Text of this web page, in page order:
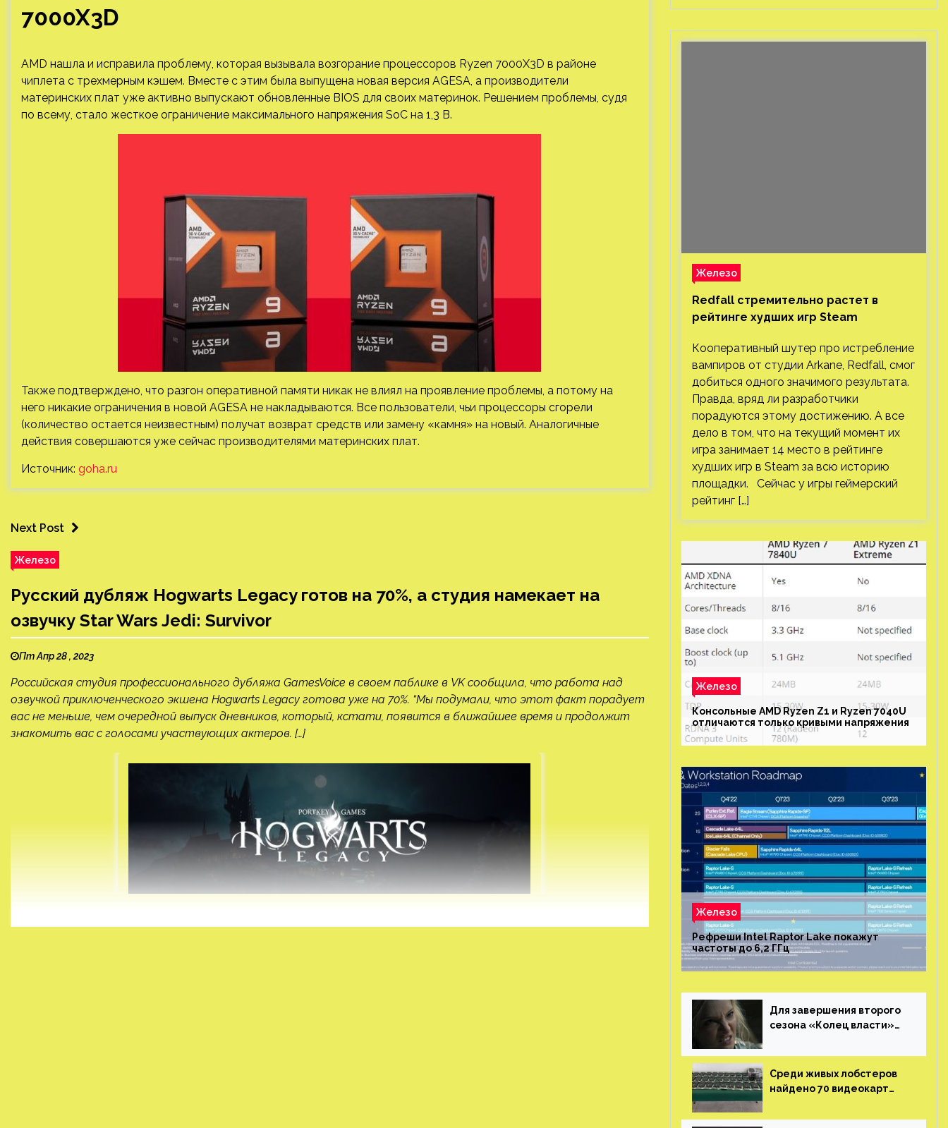
7000X3D
AMD нашла и исправила проблему, которая вызывала возгорание процессоров Ryzen 7000X3D в районе
чиплета с трехмерным кэшем. Вместе с этим была выпущена новая версия AGESA, а производители
материнских плат уже активно выпускают обновленные BIOS для своих материнок. Решением проблемы, судя
по всему, стало жесткое ограничение максимального напряжения SoC на 1,3 В.
Также подтверждено, что разгон оперативной памяти никак не влиял на проявление проблемы, а потому на
него никакие ограничения в новой AGESA не накладываются. Все пользователи, чьи процессоры сгорели
(количество остается неизвестным) получат возврат средств или замену «камня» на новый. Аналогичные
действия совершаются уже сейчас производителями материнских плат.
Источник: goha.ru
Next Post
Железо
Русский дубляж Hogwarts Legacy готов на 70%, а студия намекает на
озвучку Star Wars Jedi: Survivor
Пт Апр 28 , 2023
Российская студия профессионального дубляжа GamesVoice в своем паблике в VK сообщила, что работа над
озвучкой приключенческого экшена Hogwarts Legacy готова уже на 70%. “Мы подумали, что этот факт порадует
вас не меньше, чем очередной выпуск дневников, который, кстати, появится в ближайшее время и продолжит
знакомить вас с голосами участвующих актеров. […]
Железо
Redfall стремительно растет в
рейтинге худших игр Steam
Кооперативный шутер про истребление
вампиров от студии Arkane, Redfall, смог
добиться одного значимого результата.
Правда, вряд ли разработчики
порадуются этому достижению. А все
дело в том, что на текущий момент их
игра занимает 14 место в рейтинге
худших игр в Steam за всю историю
площадки. Сейчас у игры геймерский
рейтинг […]
Железо
Консольные AMD Ryzen Z1 и Ryzen 7040U
отличаются только кривыми напряжения
Железо
Рефреши Intel Raptor Lake покажут
частоты до 6,2 ГГц
Для завершения второго
сезона «Колец власти»
Среди живых лобстеров
найдено 70 видеокарт
китайской таможни